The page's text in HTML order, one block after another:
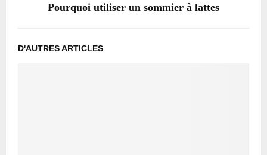
Pourquoi utiliser un sommier à lattes
D'AUTRES ARTICLES